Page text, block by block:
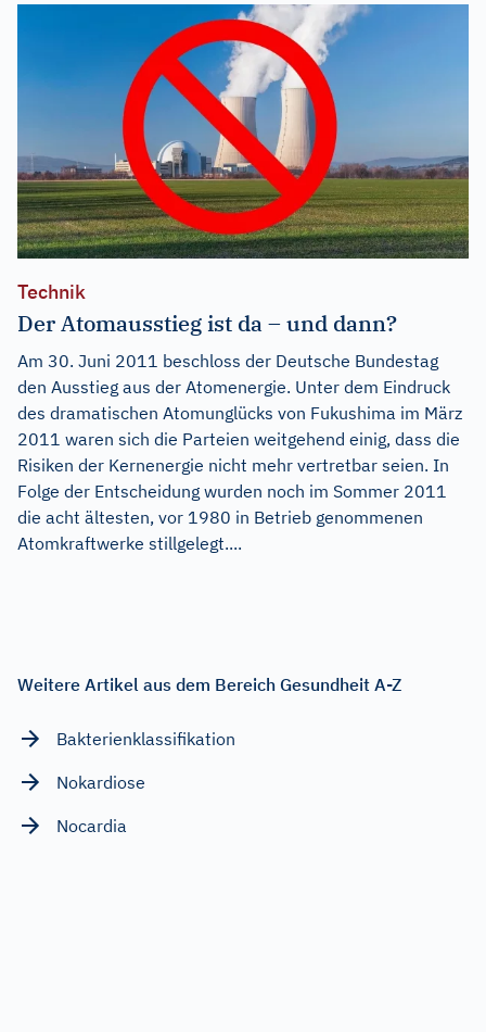
Technik
Der Atomausstieg ist da – und dann?
Am 30. Juni 2011 beschloss der Deutsche Bundestag
den Ausstieg aus der Atomenergie. Unter dem Eindruck
des dramatischen Atomunglücks von Fukushima im März
2011 waren sich die Parteien weitgehend einig, dass die
Risiken der Kernenergie nicht mehr vertretbar seien. In
Folge der Entscheidung wurden noch im Sommer 2011
die acht ältesten, vor 1980 in Betrieb genommenen
Atomkraftwerke stillgelegt....
Weitere Artikel aus dem Bereich Gesundheit A-Z
Bakterienklassifikation
Nokardiose
Nocardia